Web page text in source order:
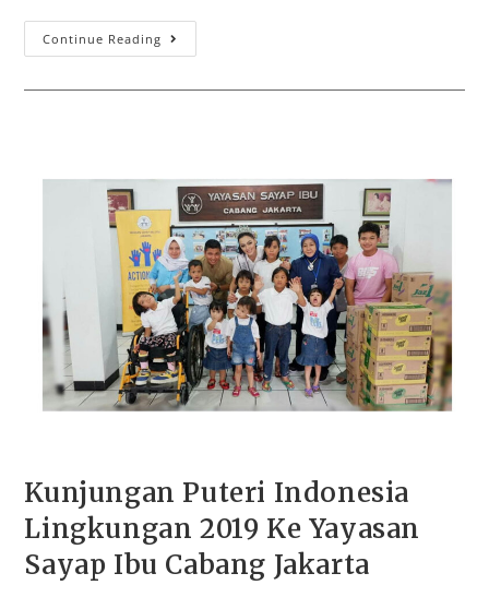
Continue Reading
Kunjungan Puteri Indonesia
Lingkungan 2019 Ke Yayasan
Sayap Ibu Cabang Jakarta